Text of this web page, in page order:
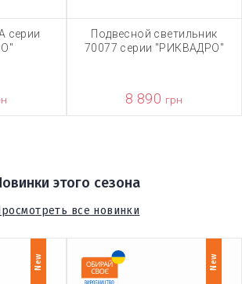
серии
Подвесной светильник
70077 серии "РИКВАДРО"
8 890 грн
этого сезона
все новинки
New New